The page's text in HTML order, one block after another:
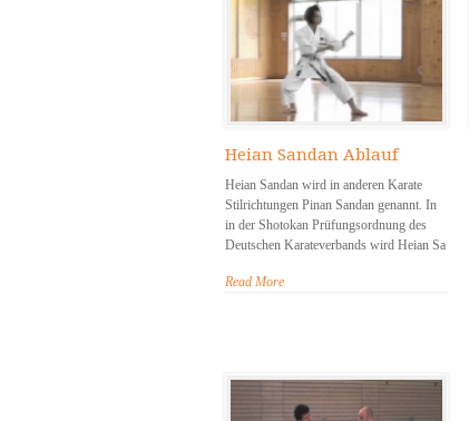
Heian Sandan Ablauf
Heian Sandan wird in anderen Karate
Stilrichtungen Pinan Sandan genannt. In
in der Shotokan Prüfungsordnung des
Deutschen Karateverbands wird Heian Sa
Read More